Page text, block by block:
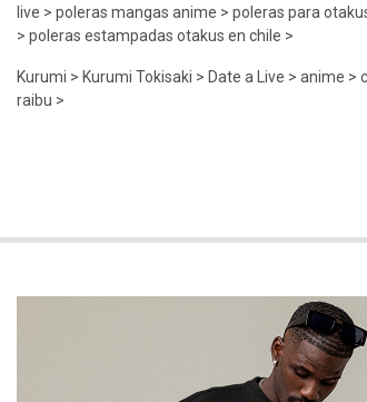
live > poleras mangas anime > poleras para
> poleras estampadas otakus en chile >
Kurumi > Kurumi Tokisaki > Date a Live > anime
raibu >